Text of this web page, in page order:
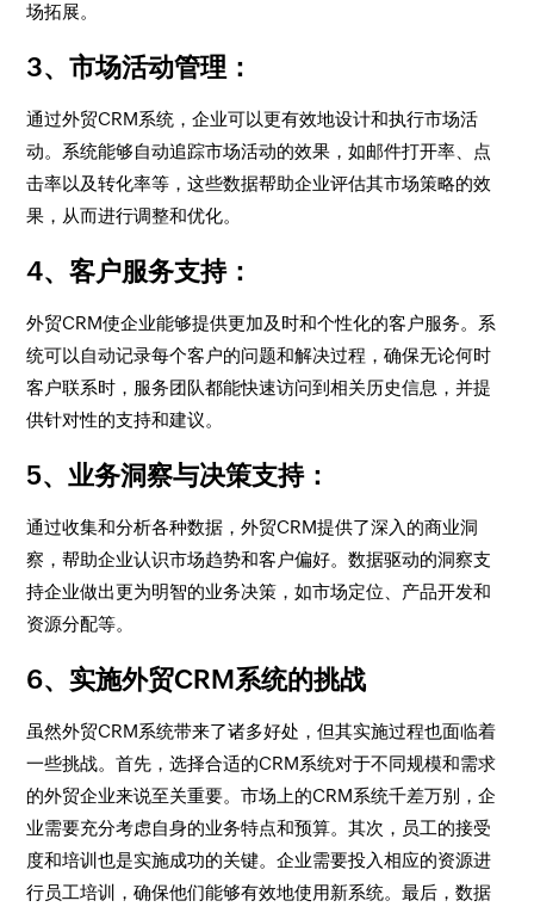
场拓展。
3、市场活动管理 ：
通过外贸CRM系统，企业可以更有效地设计和执行市场活
动。系统能够自动追踪市场活动的效果，如邮件打开率、点
击率以及转化率等，这些数据帮助企业评估其市场策略的效
果，从而进行调整和优化。
4、客户服务支持：
外贸CRM使企业能够提供更加及时和个性化的客户服务。系
统可以自动记录每个客户的问题和解决过程，确保无论何时
客户联系时，服务团队都能快速访问到相关历史信息，并提
供针对性的支持和建议。
5、业务洞察与决策支持：
通过收集和分析各种数据，外贸CRM提供了深入的商业洞
察，帮助企业认识市场趋势和客户偏好。数据驱动的洞察支
持企业做出更为明智的业务决策，如市场定位、产品开发和
资源分配等。
6、实施外贸CRM系统的挑战
虽然外贸CRM系统带来了诸多好处，但其实施过程也面临着
一些挑战。首先，选择合适的CRM系统对于不同规模和需求
的外贸企业来说至关重要。市场上的CRM系统千差万别，企
业需要充分考虑自身的业务特点和预算。其次，员工的接受
度和培训也是实施成功的关键。企业需要投入相应的资源进
行员工培训，确保他们能够有效地使用新系统。最后，数据